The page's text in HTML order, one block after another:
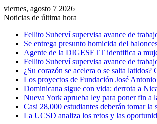
viernes, agosto 7 2026
Noticias de última hora
Fellito Suberví supervisa avance de
Se entrega presunto homicida del
Agente de la DIGESETT identifica a
Fellito Suberví supervisa avance de
¿Su corazón se acelera o se salta
Los proyectos de Fundación José
Dominicana sigue con vida: derrota a
Nueva York aprueba ley para poner fin a
Casi 28,000 estudiantes deberán tomar
La UCSD analiza los retos y las